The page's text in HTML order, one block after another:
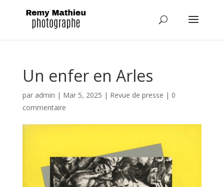
Un enfer en Arles
par admin | Mar 5, 2025 | Revue de presse | 0
commentaire